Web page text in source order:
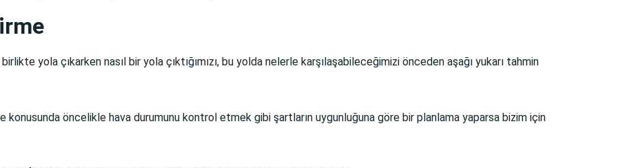
yola çıkarken nasıl bir yola çıktığımızı, bu yolda nelerle karşılaşabileceğimizi önceden aşağı yukarı tahmin
konusunda öncelikle hava durumunu kontrol etmek gibi şartların uygunluğuna göre bir planlama yaparsa bizim için